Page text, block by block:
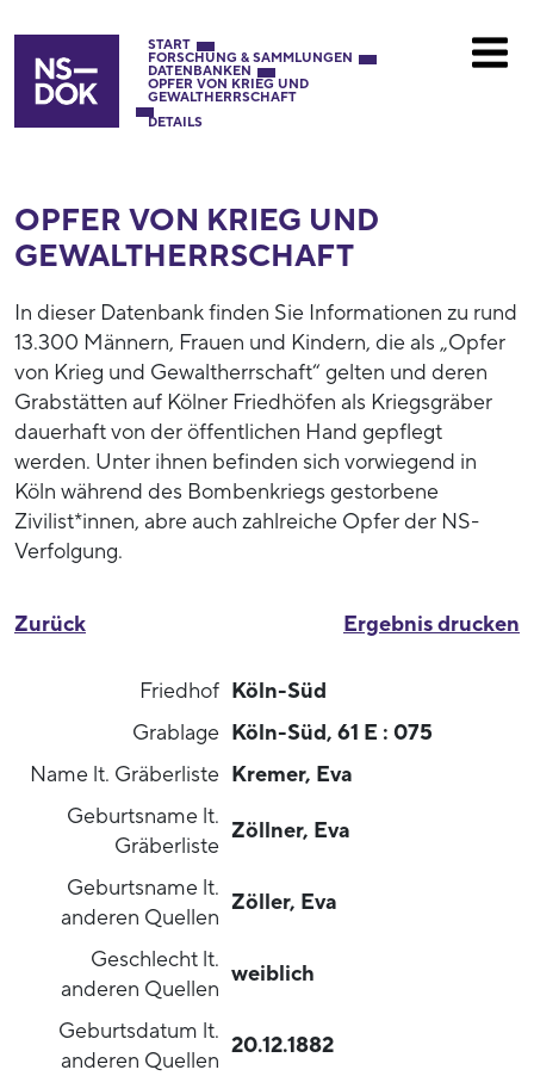
START
FORSCHUNG & SAMMLUNGEN
DATENBANKEN
OPFER VON KRIEG UND
GEWALTHERRSCHAFT
DETAILS
OPFER VON KRIEG UND
GEWALTHERRSCHAFT
In dieser Datenbank finden Sie Informationen zu rund
13.300 Männern, Frauen und Kindern, die als „Opfer
von Krieg und Gewaltherrschaft“ gelten und deren
Grabstätten auf Kölner Friedhöfen als Kriegsgräber
dauerhaft von der öffentlichen Hand gepflegt
werden. Unter ihnen befinden sich vorwiegend in
Köln während des Bombenkriegs gestorbene
Zivilist*innen, abre auch zahlreiche Opfer der NS-
Verfolgung.
Ergebnis drucken
Zurück
Friedhof Köln-Süd
Grablage Köln-Süd, 61 E : 075
Name lt. Gräberliste Kremer, Eva
Geburtsname lt.
Gräberliste
Zöllner, Eva
Geburtsname lt.
anderen Quellen
Zöller, Eva
Geschlecht lt.
anderen Quellen
weiblich
Geburtsdatum lt.
anderen Quellen
20.12.1882